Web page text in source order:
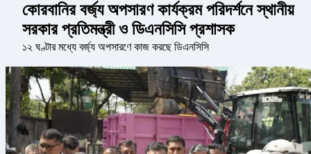
কোরবানির বর্জ্য অপসারণ কার্যক্রম পরিদর্শনে স্থানীয়
সরকার প্রতিমন্ত্রী ও ডিএনসিসি প্রশাসক
১২ ঘণ্টার মধ্যে বর্জ্য অপসারণে কাজ করছে ডিএনসিসি